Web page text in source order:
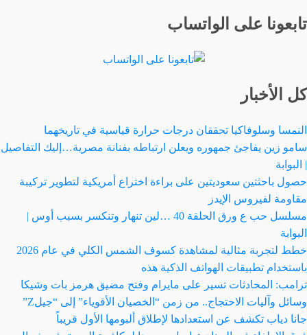
تابعونا على الواتساب
كل الأخبار
النمسا وسلوفاكيا تحققان درجات حرارة قياسية في تاريخهما
سامو زين يفاجئ جمهوره ويعلن ارتباطه بفنانة مصرية…إليك التفاصيل
| البوابة
حصول باحثتين سعوديتين على براءة اختراع أمريكية لتطوير تركيبة
مقاومة لفيروس الإيدز
مسلسل حب ع ورق الحلقة 40 …لين تنهار وتنكسر بسبب أوس |
البوابة
خطط لتجربة مثالية لمشاهدة كسوف الشمس الكلي في عام 2026
باستخدام تطبيقات الهواتف الذكية هذه
ترامب: المحادثات تسير على مايرام وفتح مضيق هرمز بات وشيكا
وسائل وآليات الاحتجاج.. من زمن “الخصيان الأقوياء” إلى “جيلZ”
جانا دياب تكشف عن استعدادها لإطلاق ألبومها الأول قريباً